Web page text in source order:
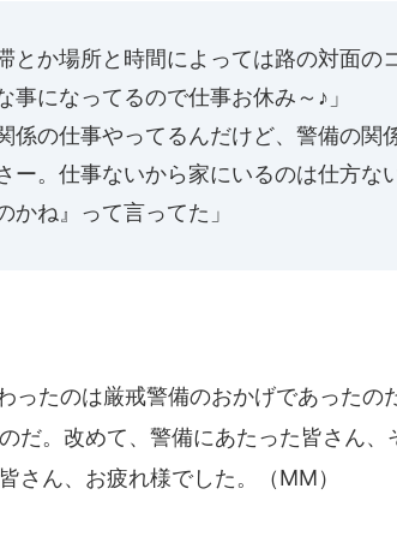
とか場所と時間によっては路の対面の
事になってるので仕事お休み～♪」
係の仕事やってるんだけど、警備の関
ー。仕事ないから家にいるのは仕方な
かね』って言ってた」
ったのは厳戒警備のおかげであったの
だ。改めて、警備にあたった皆さん、
さん、お疲れ様でした。（MM）